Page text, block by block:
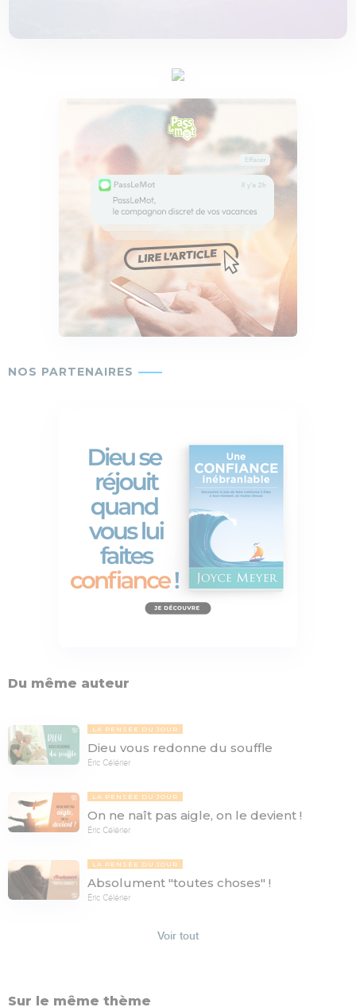
Du même auteur
LA PENSÉE DU JOUR
Dieu vous redonne du souffle
Éric Célérier
LA PENSÉE DU JOUR
On ne naît pas aigle, on le devient !
Éric Célérier
LA PENSÉE DU JOUR
Absolument "toutes choses" !
Éric Célérier
Voir tout
Sur le même thème